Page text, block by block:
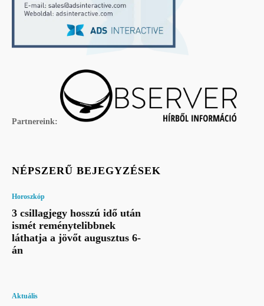
Partnereink:
NÉPSZERŰ BEJEGYZÉSEK
Horoszkóp
3 csillagjegy hosszú idő után
ismét reménytelibbnek
láthatja a jövőt augusztus 6-
án
Aktuális